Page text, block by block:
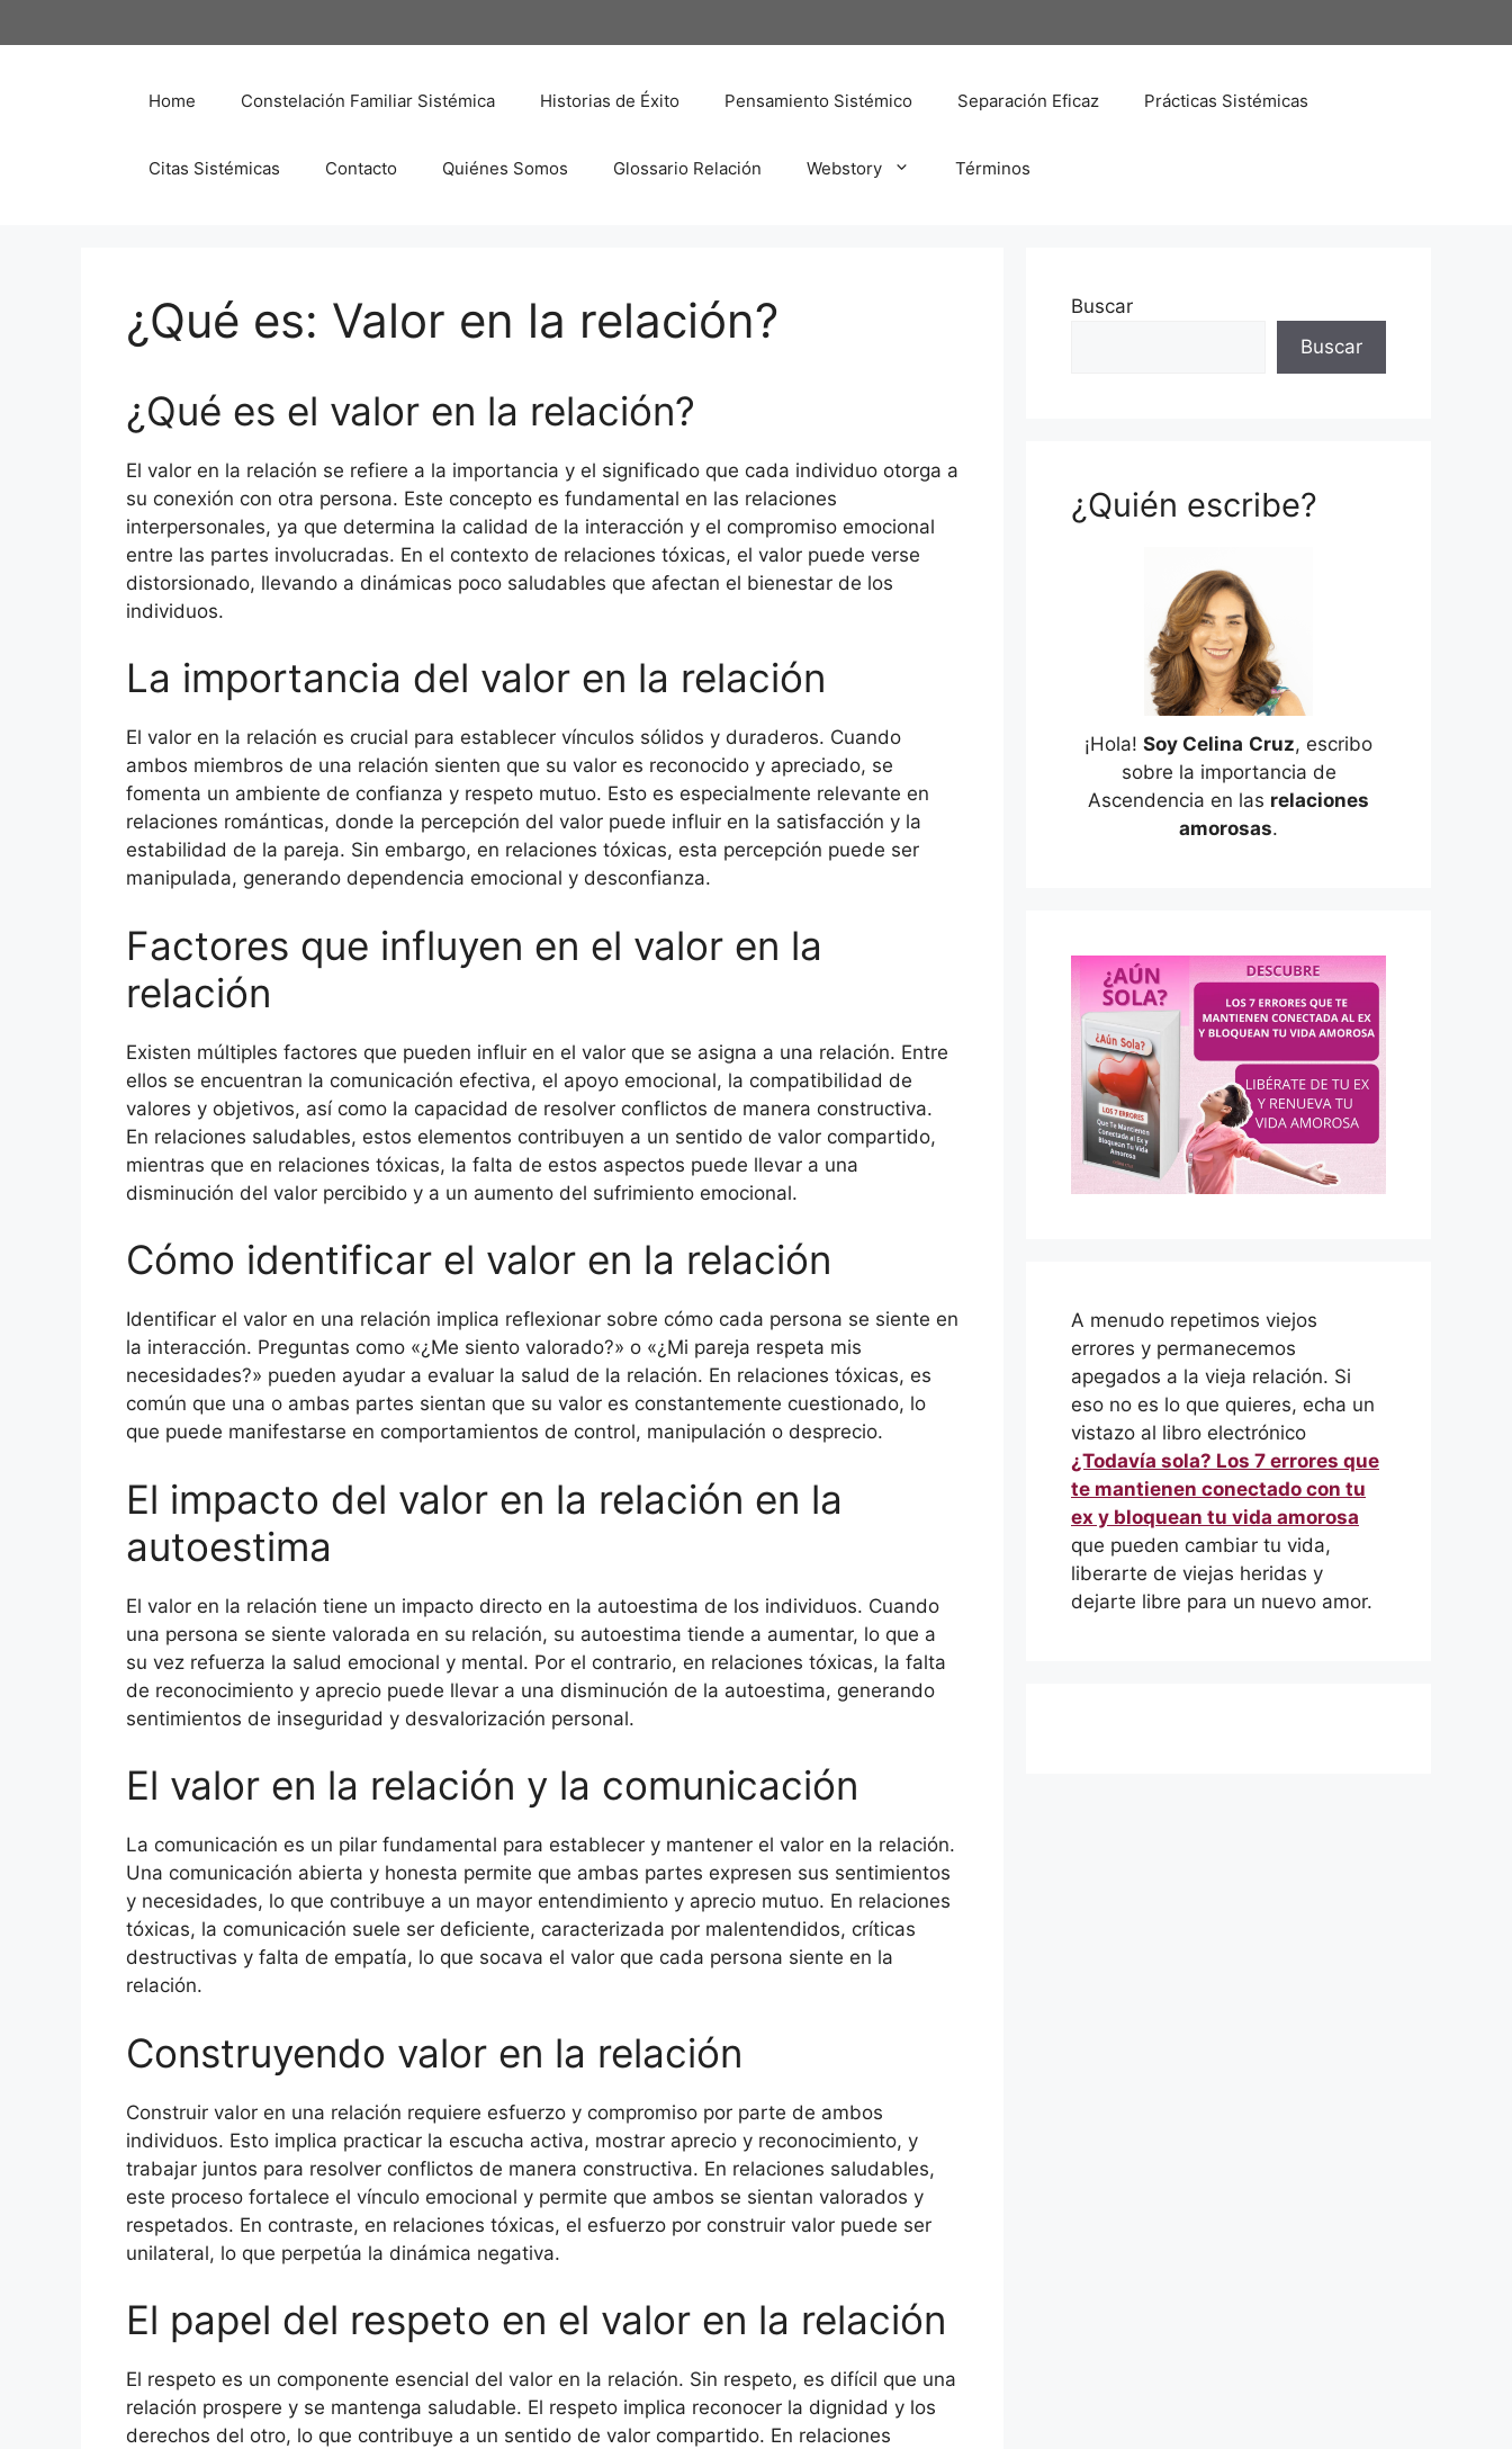
al
Home Constelación Familiar Sistémica Historias de Éxito Pensamiento Sistémico Separación Eficaz Prácticas Sistémicas
Citas Sistémicas Contacto Quiénes Somos Glossario Relación Webstory Términos
¿Qué es: Valor en la relación?
¿Qué es el valor en la relación?
El valor en la relación se refiere a la importancia y el significado que cada individuo otorga a
su conexión con otra persona. Este concepto es fundamental en las relaciones
interpersonales, ya que determina la calidad de la interacción y el compromiso emocional
entre las partes involucradas. En el contexto de relaciones tóxicas, el valor puede verse
distorsionado, llevando a dinámicas poco saludables que afectan el bienestar de los
individuos.
La importancia del valor en la relación
El valor en la relación es crucial para establecer vínculos sólidos y duraderos. Cuando
ambos miembros de una relación sienten que su valor es reconocido y apreciado, se
fomenta un ambiente de confianza y respeto mutuo. Esto es especialmente relevante en
relaciones románticas, donde la percepción del valor puede influir en la satisfacción y la
estabilidad de la pareja. Sin embargo, en relaciones tóxicas, esta percepción puede ser
manipulada, generando dependencia emocional y desconfianza.
Factores que influyen en el valor en la
relación
Existen múltiples factores que pueden influir en el valor que se asigna a una relación. Entre
ellos se encuentran la comunicación efectiva, el apoyo emocional, la compatibilidad de
valores y objetivos, así como la capacidad de resolver conflictos de manera constructiva.
En relaciones saludables, estos elementos contribuyen a un sentido de valor compartido,
mientras que en relaciones tóxicas, la falta de estos aspectos puede llevar a una
disminución del valor percibido y a un aumento del sufrimiento emocional.
Cómo identificar el valor en la relación
Identificar el valor en una relación implica reflexionar sobre cómo cada persona se siente en
la interacción. Preguntas como «¿Me siento valorado?» o «¿Mi pareja respeta mis
necesidades?» pueden ayudar a evaluar la salud de la relación. En relaciones tóxicas, es
común que una o ambas partes sientan que su valor es constantemente cuestionado, lo
que puede manifestarse en comportamientos de control, manipulación o desprecio.
El impacto del valor en la relación en la
autoestima
El valor en la relación tiene un impacto directo en la autoestima de los individuos. Cuando
una persona se siente valorada en su relación, su autoestima tiende a aumentar, lo que a
su vez refuerza la salud emocional y mental. Por el contrario, en relaciones tóxicas, la falta
de reconocimiento y aprecio puede llevar a una disminución de la autoestima, generando
sentimientos de inseguridad y desvalorización personal.
El valor en la relación y la comunicación
La comunicación es un pilar fundamental para establecer y mantener el valor en la relación.
Una comunicación abierta y honesta permite que ambas partes expresen sus sentimientos
y necesidades, lo que contribuye a un mayor entendimiento y aprecio mutuo. En relaciones
tóxicas, la comunicación suele ser deficiente, caracterizada por malentendidos, críticas
destructivas y falta de empatía, lo que socava el valor que cada persona siente en la
relación.
Construyendo valor en la relación
Construir valor en una relación requiere esfuerzo y compromiso por parte de ambos
individuos. Esto implica practicar la escucha activa, mostrar aprecio y reconocimiento, y
trabajar juntos para resolver conflictos de manera constructiva. En relaciones saludables,
este proceso fortalece el vínculo emocional y permite que ambos se sientan valorados y
respetados. En contraste, en relaciones tóxicas, el esfuerzo por construir valor puede ser
unilateral, lo que perpetúa la dinámica negativa.
El papel del respeto en el valor en la relación
El respeto es un componente esencial del valor en la relación. Sin respeto, es difícil que una
relación prospere y se mantenga saludable. El respeto implica reconocer la dignidad y los
derechos del otro, lo que contribuye a un sentido de valor compartido. En relaciones
Buscar
Buscar
¿Quién escribe?
¡Hola! Soy Celina Cruz, escribo
sobre la importancia de
Ascendencia en las relaciones
amorosas.
A menudo repetimos viejos
errores y permanecemos
apegados a la vieja relación. Si
eso no es lo que quieres, echa un
vistazo al libro electrónico
¿Todavía sola? Los 7 errores que
te mantienen conectado con tu
ex y bloquean tu vida amorosa
que pueden cambiar tu vida,
liberarte de viejas heridas y
dejarte libre para un nuevo amor.